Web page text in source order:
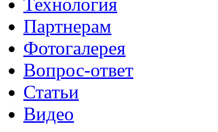
Партнерам
Фотогалерея
Вопрос-ответ
Статьи
Видео